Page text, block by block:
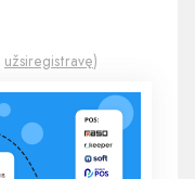
užsiregistravę)